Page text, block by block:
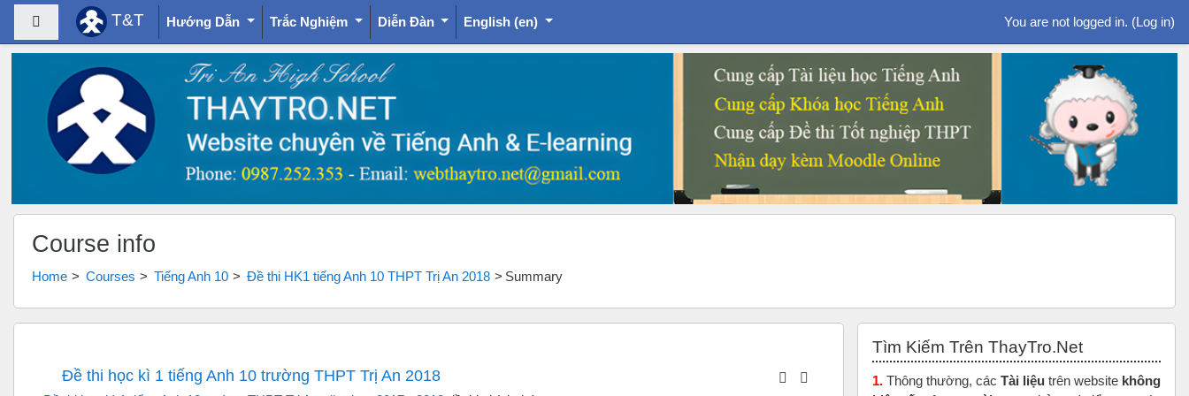
Skip to main content
Side panel T&T Hướng Dẫn Trắc Nghiệm Diễn Đàn English ‎(en)‎ You are not logged in. (Log in)
Course info
Home Courses Tiếng Anh 10 Đề thi HK1 tiếng Anh 10 THPT Trị An 2018 Summary
Đề thi học kì 1 tiếng Anh 10 trường THPT Trị An 2018
Tìm Kiếm Trên ThayTro.Net
1. Thông thường, các Tài liệu trên website không